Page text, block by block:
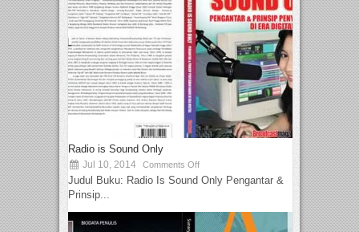
Radio is Sound Only
Jul 10, 2014 Comments Off
Judul Buku: Radio Is Sound Only Pengantar &
Prinsip...